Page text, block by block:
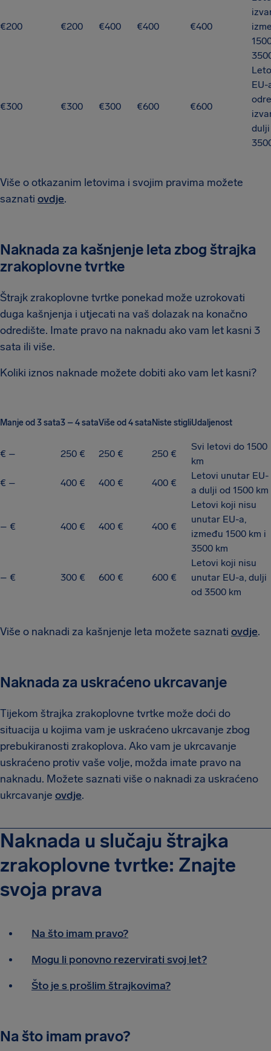
€200 €200 €400 €400 €400
€300 €300 €300 €600 €600
EU-
Više o otkazanim letovima i svojim pravima možete
saznati ovdje.
Naknada za kašnjenje leta zbog štrajka
zrakoplovne tvrtke
Štrajk zrakoplovne tvrtke ponekad može uzrokovati
duga kašnjenja i utjecati na vaš dolazak na konačno
odredište. Imate pravo na naknadu ako vam let kasni 3
sata ili više.
Koliki iznos naknade možete dobiti ako vam let kasni?
Manje od 3 sata3 – 4 sataViše od 4 sataNiste stigliUdaljenost
€ – 250 € 250 € 250 €
Svi letovi do 1500
km
€ –
400 € 400 € 400 €
Letovi unutar EU-
a dulji od 1500 km
– € 400 € 400 € 400 €
Letovi koji nisu
unutar EU-a,
između 1500 km i
3500 km
– € 300 € 600 € 600 €
Letovi koji nisu
unutar EU-a, dulji
od 3500 km
Više o naknadi za kašnjenje leta možete saznati ovdje.
Naknada za uskraćeno ukrcavanje
Tijekom štrajka zrakoplovne tvrtke može doći do
situacija u kojima vam je uskraćeno ukrcavanje zbog
prebukiranosti zrakoplova. Ako vam je ukrcavanje
uskraćeno protiv vaše volje, možda imate pravo na
naknadu. Možete saznati više o naknadi za uskraćeno
ukrcavanje ovdje.
Naknada u slučaju štrajka
zrakoplovne tvrtke: Znajte
svoja prava
Na što imam pravo?
Mogu li ponovno rezervirati svoj let?
Što je s prošlim štrajkovima?
Na što imam pravo?